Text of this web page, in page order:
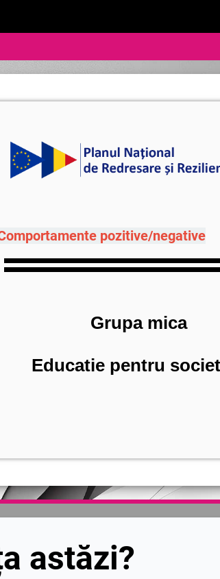
pozitive/negative
Grupa mica
Educatie pentru
astăzi?